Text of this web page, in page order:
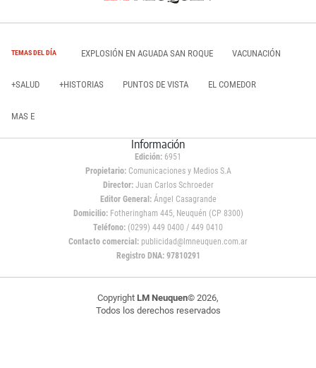
TEMAS DEL DÍA EXPLOSIÓN EN AGUADA SAN ROQUE VACUNACIÓN
+SALUD +HISTORIAS PUNTOS DE VISTA EL COMEDOR
MAS E
Información
Edición: 6951
Propietario:Comunicaciones y Medios S.A
Director: Juan Carlos Schroeder
Editor General:Ángel Casagrande
Domicilio:Fotheringham 445, Neuquén (CP 8300)
Teléfono: (0299) 449 0400 / 449 0410
Contacto comercial: publicidad@lmneuquen.com.ar
Registro DNA: 97810291
Copyright LM Neuquen© 2026,
Todos los derechos reservados